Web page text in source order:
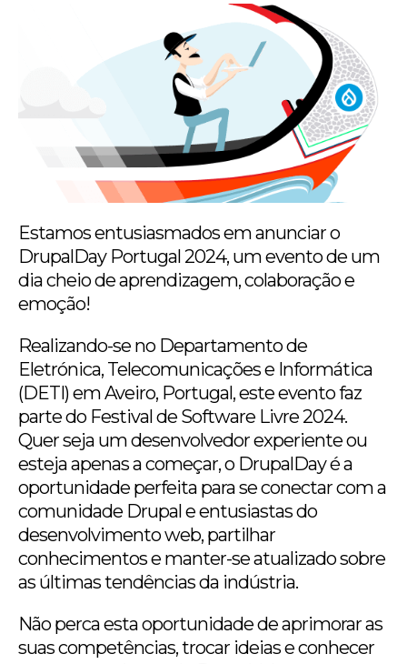
Estamos entusiasmados em anunciar o
DrupalDay Portugal 2024, um evento de um
dia cheio de aprendizagem, colaboração e
emoção!
Realizando-se no Departamento de
Eletrónica, Telecomunicações e Informática
(DETI) em Aveiro, Portugal, este evento faz
parte do Festival de Software Livre 2024.
Quer seja um desenvolvedor experiente ou
esteja apenas a começar, o DrupalDay é a
oportunidade perfeita para se conectar com a
comunidade Drupal e entusiastas do
desenvolvimento web, partilhar
conhecimentos e manter-se atualizado sobre
as últimas tendências da indústria.
Não perca esta oportunidade de aprimorar as
suas competências, trocar ideias e conhecer